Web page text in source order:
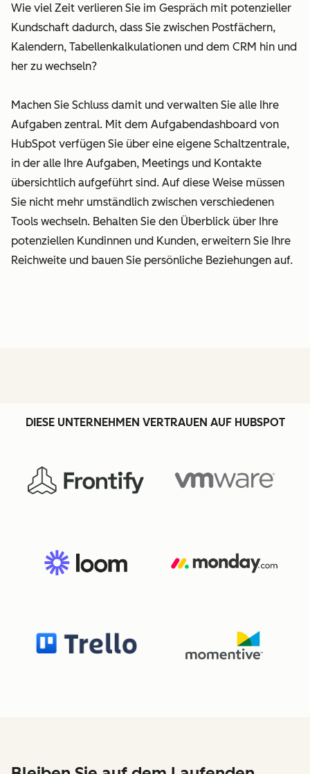
Wie viel Zeit verlieren Sie im Gespräch mit potenzieller
Kundschaft dadurch, dass Sie zwischen Postfächern,
Kalendern, Tabellenkalkulationen und dem CRM hin und
her zu wechseln?
Machen Sie Schluss damit und verwalten Sie alle Ihre
Aufgaben zentral. Mit dem Aufgabendashboard von
HubSpot verfügen Sie über eine eigene Schaltzentrale,
in der alle Ihre Aufgaben, Meetings und Kontakte
übersichtlich aufgeführt sind. Auf diese Weise müssen
Sie nicht mehr umständlich zwischen verschiedenen
Tools wechseln. Behalten Sie den Überblick über Ihre
potenziellen Kundinnen und Kunden, erweitern Sie Ihre
Reichweite und bauen Sie persönliche Beziehungen auf.
DIESE UNTERNEHMEN VERTRAUEN AUF HUBSPOT